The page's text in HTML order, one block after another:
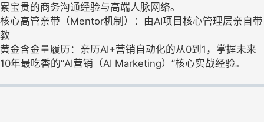
累宝贵的商务沟通经验与高端人脉网络。
核心高管亲带（Mentor机制）：由AI项目核心管理层亲自带
教
黄金含金量履历：亲历AI+营销自动化的从0到1，掌握未来
10年最吃香的“AI营销（AI Marketing）”核心实战经验。